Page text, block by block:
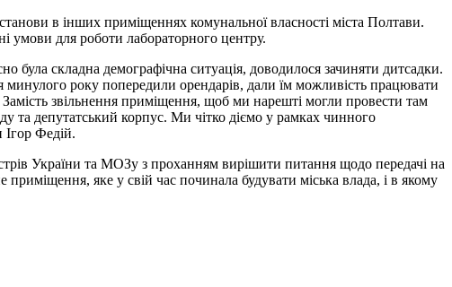
в інших приміщеннях комунальної власності міста Полтави.
умови для роботи лабораторного центру.
складна демографічна ситуація, доводилося зачиняти дитсадки.
минулого року попередили орендарів, дали їм можливість працювати
звільнення приміщення, щоб ми нарешті могли провести там
та депутатський корпус. Ми чітко діємо у рамках чинного
Ігор Федій.
України та МОЗу з проханням вирішити питання щодо передачі на
яке у свій час починала будувати міська влада, і в якому